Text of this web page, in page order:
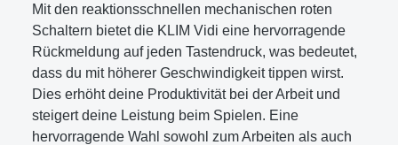
Mit den reaktionsschnellen mechanischen roten
Schaltern bietet die KLIM Vidi eine hervorragende
Rückmeldung auf jeden Tastendruck, was bedeutet,
dass du mit höherer Geschwindigkeit tippen wirst.
Dies erhöht deine Produktivität bei der Arbeit und
steigert deine Leistung beim Spielen. Eine
hervorragende Wahl sowohl zum Arbeiten als auch